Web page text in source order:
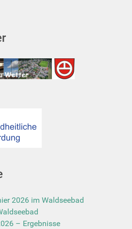
2026 im Waldseebad
– Ergebnisse